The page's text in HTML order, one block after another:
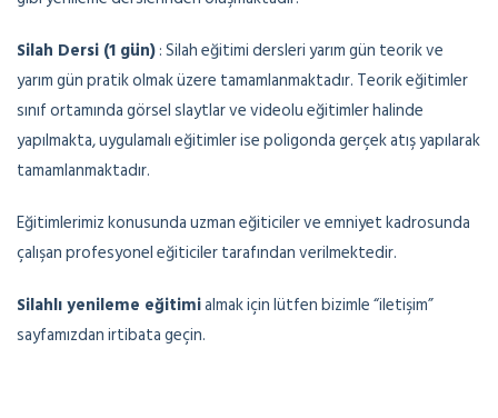
Silah Dersi (1 gün): Silah eğitimi dersleri yarım gün teorik ve
yarım gün pratik olmak üzere tamamlanmaktadır. Teorik eğitimler
sınıf ortamında görsel slaytlar ve videolu eğitimler halinde
yapılmakta, uygulamalı eğitimler ise poligonda gerçek atış yapılarak
tamamlanmaktadır.
Eğitimlerimiz konusunda uzman eğiticiler ve emniyet kadrosunda
çalışan profesyonel eğiticiler tarafından verilmektedir.
Silahlı yenileme eğitimialmak için lütfen bizimle “iletişim”
sayfamızdan irtibata geçin.